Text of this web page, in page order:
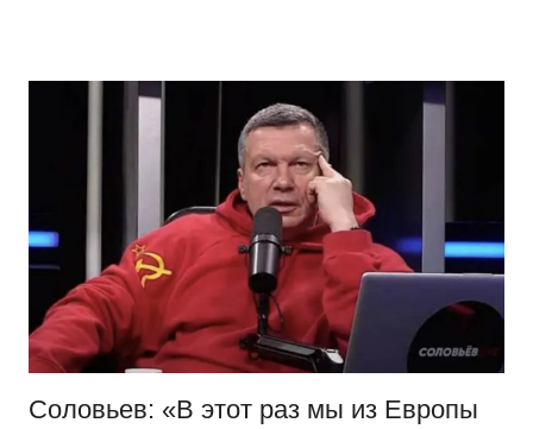
содержимому
Соловьев: «В этот раз мы из Европы